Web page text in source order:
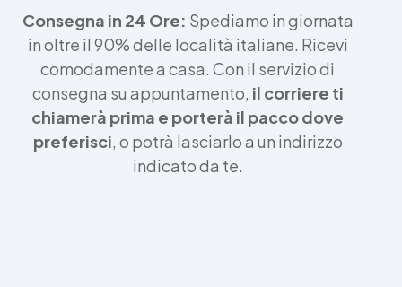
Consegna in 24 Ore: Spediamo in giornata
in oltre il 90% delle località italiane. Ricevi
comodamente a casa. Con il servizio di
consegna su appuntamento, il corriere ti
chiamerà prima e porterà il pacco dove
preferisci, o potrà lasciarlo a un indirizzo
indicato da te.